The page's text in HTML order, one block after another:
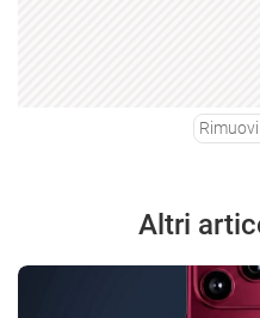
Altri